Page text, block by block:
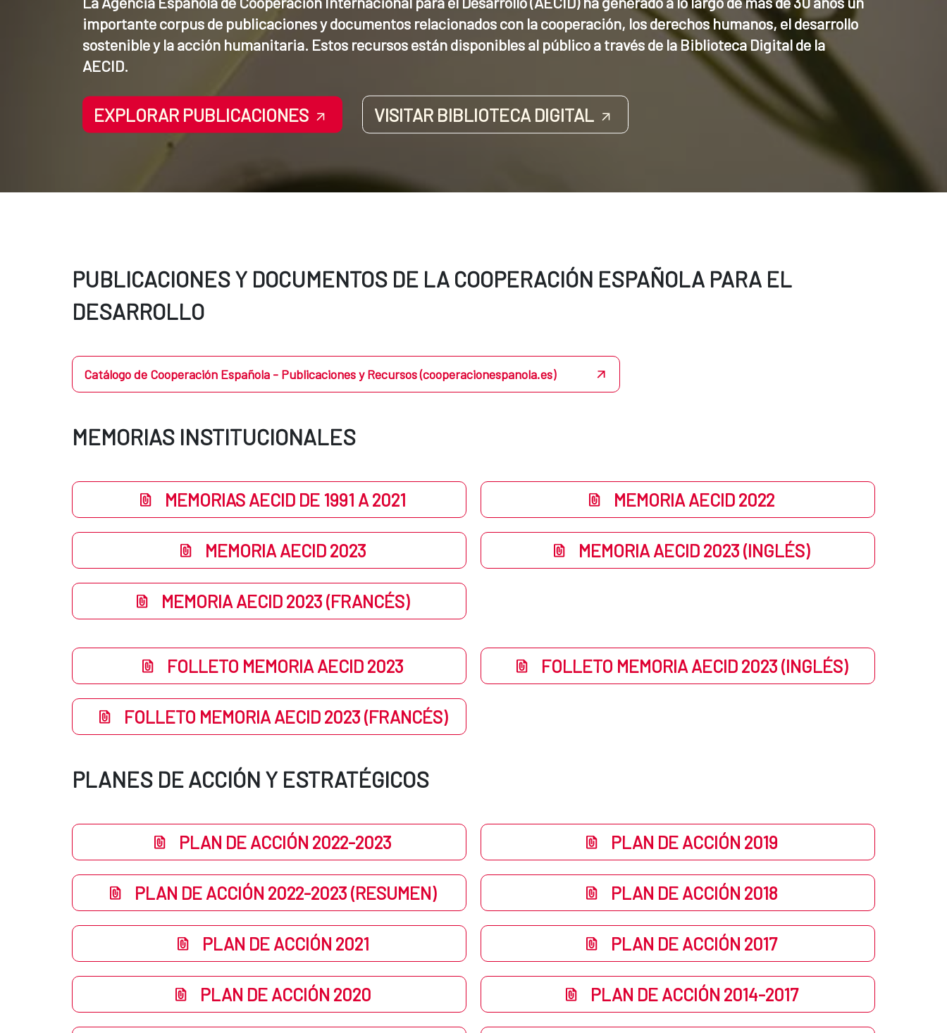
importante corpus de publicaciones y documentos relacionados con la cooperación, los derechos humanos, el desarrollo
sostenible y la acción humanitaria. Estos recursos están disponibles al público a través de la Biblioteca Digital de la
AECID.
EXPLORAR PUBLICACIONES VISITAR BIBLIOTECA DIGITAL
PUBLICACIONES Y DOCUMENTOS DE LA COOPERACIÓN ESPAÑOLA PARA EL
DESARROLLO
Catálogo de Cooperación Española - Publicaciones y Recursos (cooperacionespanola.es)
MEMORIAS INSTITUCIONALES
MEMORIAS AECID DE 1991 A 2021
MEMORIA AECID 2023
MEMORIA AECID 2023 (FRANCÉS)
MEMORIA AECID 2022
MEMORIA AECID 2023 (INGLÉS)
FOLLETO MEMORIA AECID 2023
FOLLETO MEMORIA AECID 2023 (FRANCÉS)
FOLLETO MEMORIA AECID 2023 (INGLÉS)
PLANES DE ACCIÓN Y ESTRATÉGICOS
PLAN DE ACCIÓN 2022-2023
PLAN DE ACCIÓN 2022-2023 (RESUMEN)
PLAN DE ACCIÓN 2021
PLAN DE ACCIÓN 2020
PLAN DE ACCIÓN 2019
PLAN DE ACCIÓN 2018
PLAN DE ACCIÓN 2017
PLAN DE ACCIÓN 2014-2017